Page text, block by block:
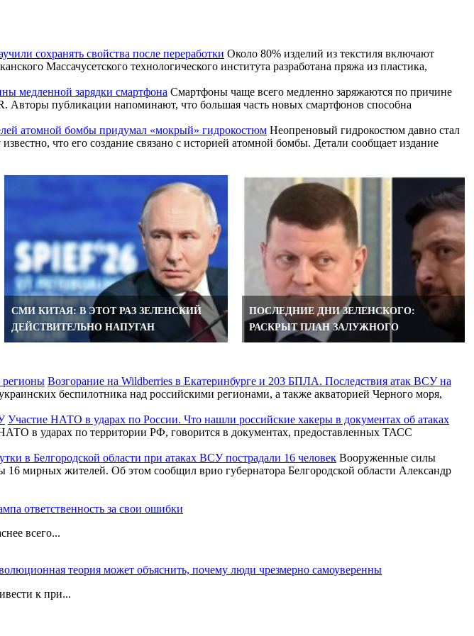
сохранять свойства после переработки Около 80% изделий из текстиля включают
Массачусетского технологического института разработана пряжа из пластика,
медленной зарядки смартфона Смартфоны чаще всего медленно заряжаются по причине
Авторы публикации напоминают, что большая часть новых смартфонов способна
атомной бомбы придумал «мокрый» гидрокостюм Неопреновый гидрокостюм давно стал
что его создание связано с историей атомной бомбы. Детали сообщает издание
СМИ КИТАЯ: В ЭТОТ РАЗ ЗЕЛЕНСКИЙ
ДЕЙСТВИТЕЛЬНО НАПУГАН
ПОСЛЕДНИЕ ДНИ ЗЕЛЕНСКОГО:
РАСКРЫТ ПЛАН ЗАЛУЖНОГО
Возгорание на Wildberries в Екатеринбурге и 203 БПЛА. Последствия атак ВСУ на
беспилотника над российскими регионами, а также акваторией Черного моря,
Участие НАТО в ударах по России. Что нашли российские хакеры в документах об атаках
в ударах по территории РФ, говорится в документах, предоставленных ТАСС
в Белгородской области при атаках ВСУ пострадали 16 человек Вооруженные силы
16 мирных жителей. Об этом сообщил врио губернатора Белгородской области Александр
ответственность за свои ошибки
всего...
теория может объяснить, почему люди чрезмерно самоуверенны
к при...